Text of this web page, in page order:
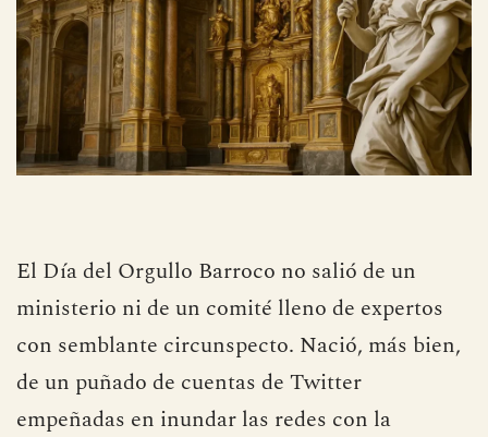
El Día del Orgullo Barroco no salió de un
ministerio ni de un comité lleno de expertos
con semblante circunspecto. Nació, más bien,
de un puñado de cuentas de Twitter
empeñadas en inundar las redes con la